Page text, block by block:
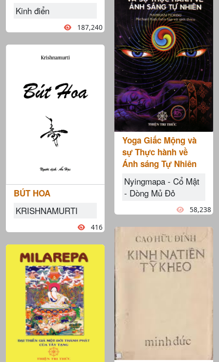
Kinh điển
187,240
BÚT HOA
KRISHNAMURTI
416
Yoga Giấc Mộng và
sự Thực hành về
Ánh sáng Tự Nhiên
Nyingmapa - Cổ Mật
- Dòng Mủ Đỏ
58,238